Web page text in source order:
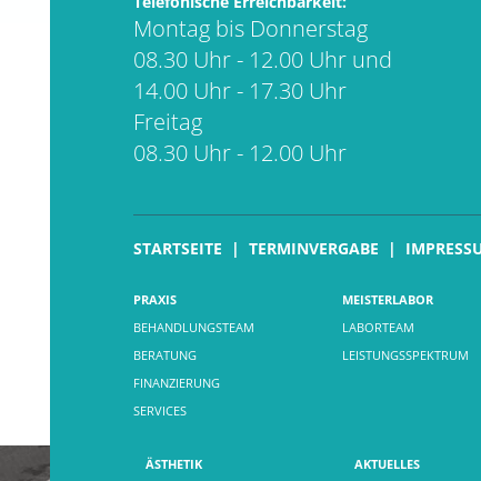
Montag bis Donnerstag
08.30 Uhr - 12.00 Uhr und
14.00 Uhr - 17.30 Uhr
Freitag
08.30 Uhr - 12.00 Uhr
STARTSEITE TERMINVERGABE
PRAXIS
BEHANDLUNGSTEAM
BERATUNG
FINANZIERUNG
SERVICES
MEISTERLABOR
LABORTEAM
LEISTUNGSSPEKTRUM
ÄSTHETIK
AKTUELLES